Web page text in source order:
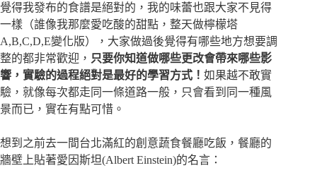
覺得我發布的食譜是絕對的，我的味蕾也跟大家不見得
一樣（誰像我那麼愛吃酸的甜點，整天做檸檬塔
A,B,C,D,E變化版），大家做過後覺得有哪些地方想要調
整的都非常歡迎， 只要你知道做哪些更改會帶來哪些影
響，實驗的過程絕對是最好的學習方式！ 如果越不敢實
驗，就像每次都走同一條道路一般，只會看到同一種風
景而已，實在有點可惜。
想到之前去一間台北滿紅的創意蔬食餐廳吃飯，餐廳的
牆壁上貼著愛因斯坦(Albert Einstein)的名言：